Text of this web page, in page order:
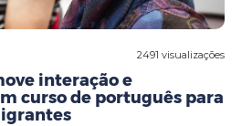
2491 visualizações
interação e
curso de português para